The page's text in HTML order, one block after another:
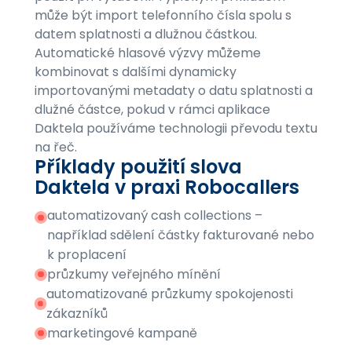
může být import telefonního čísla spolu s
datem splatnosti a dlužnou částkou.
Automatické hlasové výzvy můžeme
kombinovat s dalšími dynamicky
importovanými metadaty o datu splatnosti a
dlužné částce, pokud v rámci aplikace
Daktela používáme technologii převodu textu
na řeč.
Příklady použití slova
Daktela v praxi Robocallers
automatizovaný cash collections –
například sdělení částky fakturované nebo
k proplacení
průzkumy veřejného mínění
automatizované průzkumy spokojenosti
zákazníků
marketingové kampaně